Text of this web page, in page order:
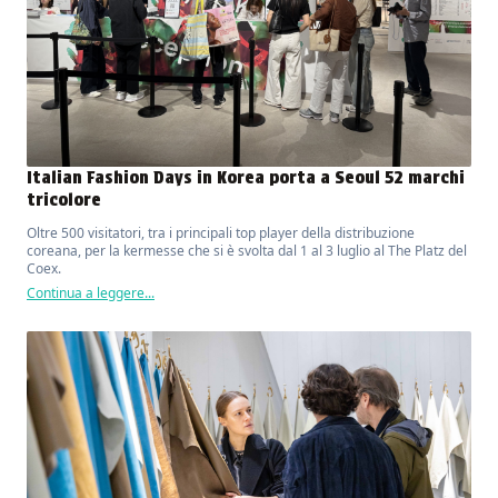
Italian Fashion Days in Korea porta a Seoul 52 marchi
tricolore
Oltre 500 visitatori, tra i principali top player della distribuzione
coreana, per la kermesse che si è svolta dal 1 al 3 luglio al The Platz del
Coex.
Continua a leggere...